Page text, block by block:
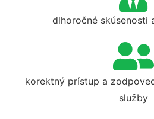
dlhoročné skúsenosti
korektný prístup a
služby